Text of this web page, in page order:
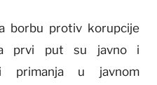
borbu protiv korupcije
prvi put su javno i
primanja u javnom